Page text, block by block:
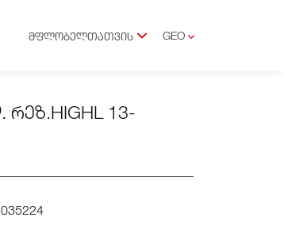
ᲛᲤᲚᲝᲑᲔᲚᲗᲐᲗᲕᲘᲡ
GEO
13-